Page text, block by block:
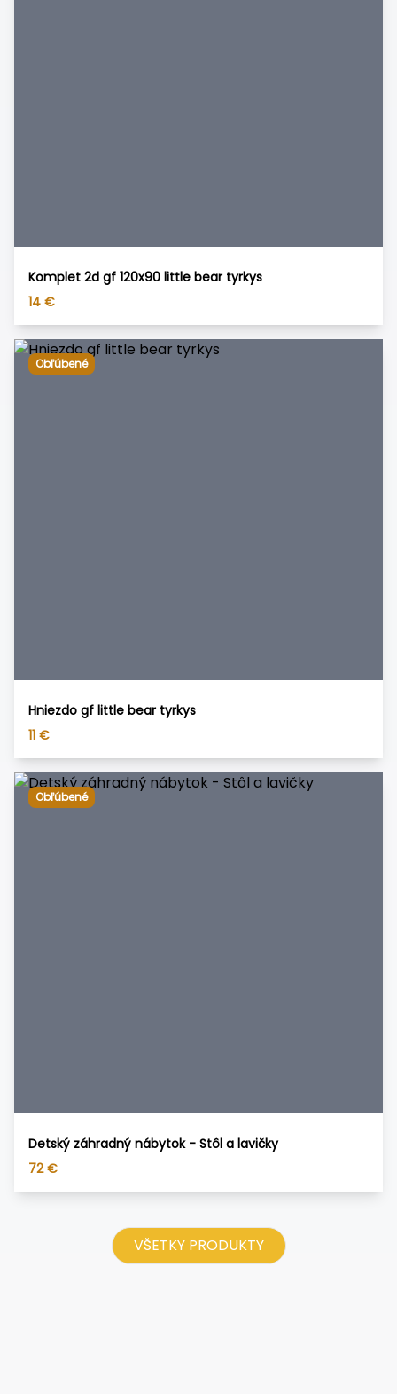
Komplet 2d gf 120x90 little bear tyrkys
14 €
Obľúbené
Hniezdo gf little bear tyrkys
11 €
Obľúbené
Detský záhradný nábytok - Stôl a lavičky
72 €
VŠETKY PRODUKTY